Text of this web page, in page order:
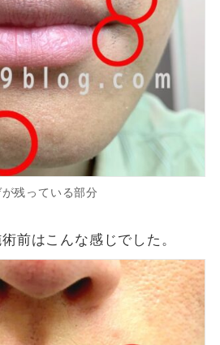
が残っている部分
前はこんな感じでした。